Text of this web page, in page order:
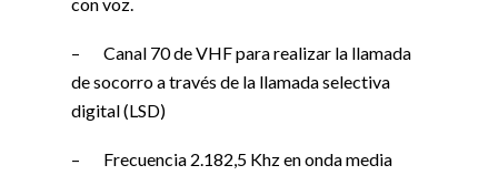
– Canal 70 de VHF para realizar la llamada
de socorro a través de la llamada selectiva
digital (LSD)
– Frecuencia 2.182,5 Khz en onda media